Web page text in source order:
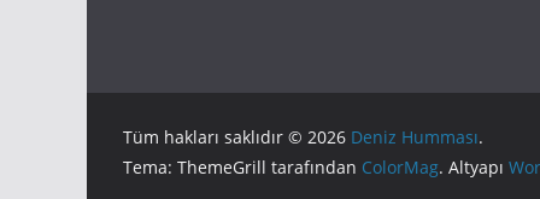
Tüm hakları saklıdır © 2026 Deniz Humması.
Tema: ThemeGrill tarafından ColorMag. Altyapı